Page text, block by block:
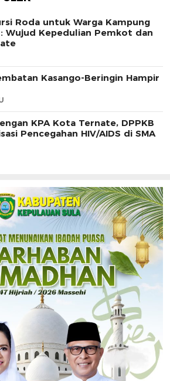
Roda untuk Warga Kampung
Wujud Kepedulian Pemkot dan
Kasango-Beringin Hampir
KPA Kota Ternate, DPPKB
Pencegahan HIV/AIDS di SMA